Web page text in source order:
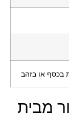
בכסף או בזהב
מבית